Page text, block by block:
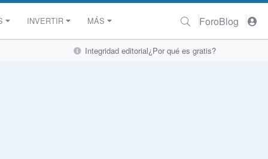
INVERTIR MÁS ForoBlog
Integridad editorial¿Por qué es gratis?